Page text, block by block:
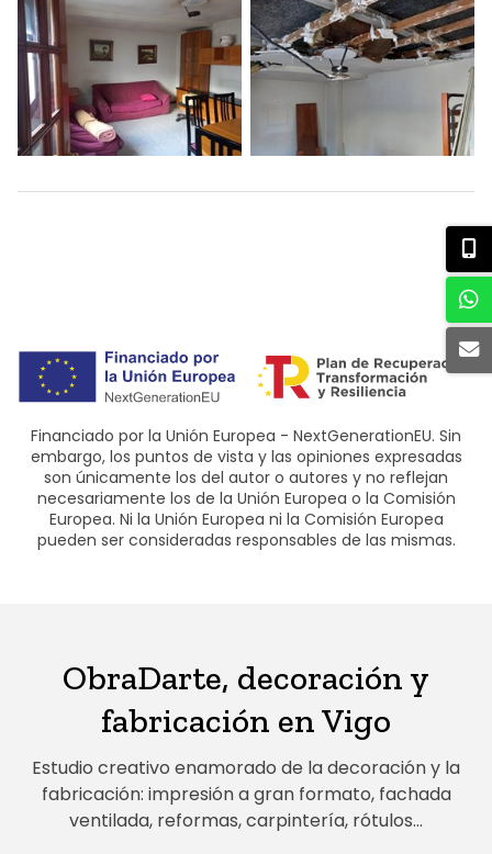
Financiado por la Unión Europea - NextGenerationEU. Sin
embargo, los puntos de vista y las opiniones expresadas
son únicamente los del autor o autores y no reflejan
necesariamente los de la Unión Europea o la Comisión
Europea. Ni la Unión Europea ni la Comisión Europea
pueden ser consideradas responsables de las mismas.
ObraDarte, decoración y
fabricación en Vigo
Estudio creativo enamorado de la decoración y la
fabricación: impresión a gran formato, fachada
ventilada, reformas, carpintería, rótulos...